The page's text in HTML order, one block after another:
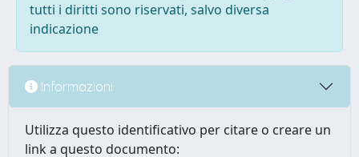
tutti i diritti sono riservati, salvo diversa
indicazione
Informazioni
Utilizza questo identificativo per citare o creare un
link a questo documento: